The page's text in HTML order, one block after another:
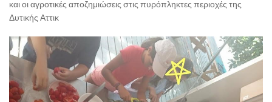
Ελλάδα Τετάρτη 05.08.2026